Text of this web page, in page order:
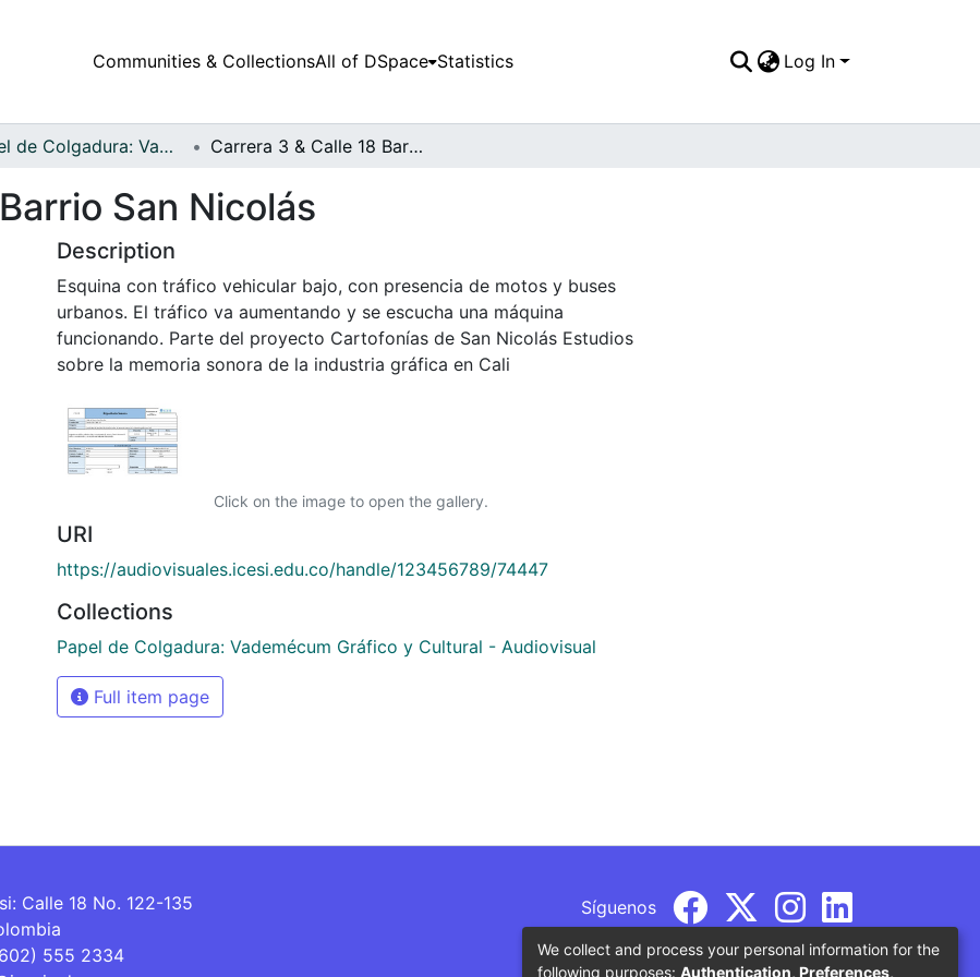
Communities & CollectionsAll of DSpace Statistics Log In
Papel de Colgadura: Vademécum Gráfico y Cultural - Audiovisual Carrera 3 & Calle 18 Barrio San Nicolás
San Nicolás
Description
Esquina con tráfico vehicular bajo, con presencia de motos y buses
urbanos. El tráfico va aumentando y se escucha una máquina
funcionando. Parte del proyecto Cartofonías de San Nicolás Estudios
sobre la memoria sonora de la industria gráfica en Cali
Click on the image to open the gallery.
URI
https://audiovisuales.icesi.edu.co/handle/123456789/74447
Collections
Papel de Colgadura: Vademécum Gráfico y Cultural - Audiovisual
Full item page
Calle 18 No. 122-135
555 2334
Síguenos
We collect and process your personal information for the
following purposes: Authentication, Preferences,